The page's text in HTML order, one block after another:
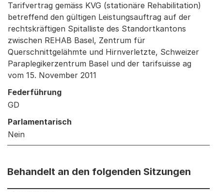
Tarifvertrag gemäss KVG (stationäre Rehabilitation)
betreffend den gültigen Leistungsauftrag auf der
rechtskräftigen Spitalliste des Standortkantons
zwischen REHAB Basel, Zentrum für
Querschnittgelähmte und Hirnverletzte, Schweizer
Paraplegikerzentrum Basel und der tarifsuisse ag
vom 15. November 2011
Federführung
GD
Parlamentarisch
Nein
Behandelt an den folgenden Sitzungen